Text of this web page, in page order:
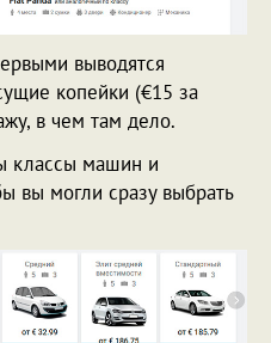
выводятся
копейки (€15 за
в чем там дело.
классы машин и
вы могли сразу выбрать